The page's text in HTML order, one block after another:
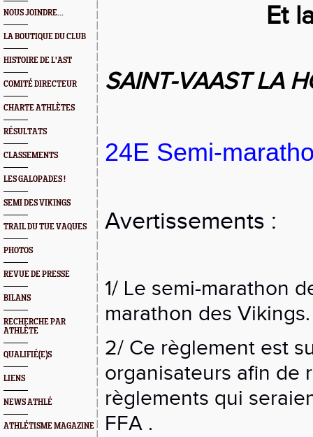
NOUS JOINDRE...
LA BOUTIQUE DU CLUB
HISTOIRE DE L'AST
COMITÉ DIRECTEUR
CHARTE ATHLÈTES
RÉSULTATS
CLASSEMENTS
LES GALOPADES !
SEMI DES VIKINGS
TRAIL DU TUE VAQUES
PHOTOS
REVUE DE PRESSE
BILANS
RECHERCHE PAR
ATHLÈTE
QUALIFIÉ(E)S
LIENS
NEWS ATHLÉ
ATHLÉTISME MAGAZINE
Et
SAINT-VAAST LA
24E Semi-
Avertissements :
1/ Le semi-marathon
marathon des Vikings.
2/ Ce règlement est
organisateurs afin de
règlements qui
FFA .